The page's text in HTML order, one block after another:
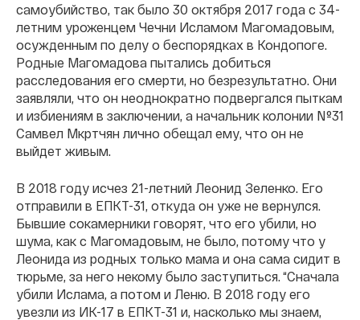
самоубийство, так было 30 октября 2017 года с 34-
летним уроженцем Чечни Исламом Магомадовым,
осужденным по делу о беспорядках в Кондопоге.
Родные Магомадова пытались добиться
расследования его смерти, но безрезультатно. Они
заявляли, что он неоднократно подвергался пыткам
и избиениям в заключении, а начальник колонии №31
Самвел Мкртчян лично обещал ему, что он не
выйдет живым.
В 2018 году исчез 21-летний Леонид Зеленко. Его
отправили в ЕПКТ-31, откуда он уже не вернулся.
Бывшие сокамерники говорят, что его убили, но
шума, как с Магомадовым, не было, потому что у
Леонида из родных только мама и она сама сидит в
тюрьме, за него некому было заступиться. “Сначала
убили Ислама, а потом и Леню. В 2018 году его
увезли из ИК-17 в ЕПКТ-31 и, насколько мы знаем,